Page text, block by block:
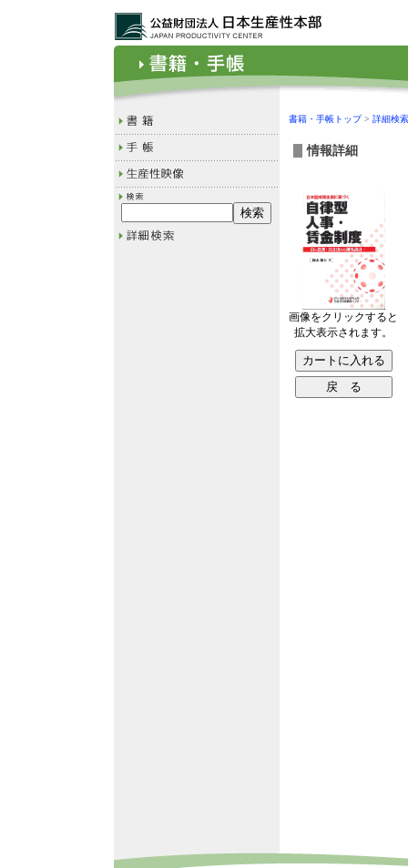
書籍・手帳トップ> 詳細検索
情報詳細
画像をクリックすると
拡大表示されます。